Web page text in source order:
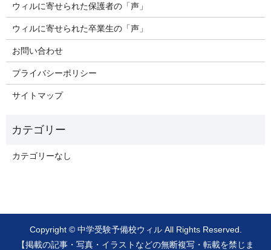
ウィルに寄せられた保護者の「声」
ウィルに寄せられた卒業生の「声」
お問い合わせ
プライバシーポリシー
サイトマップ
カテゴリーなし
Copyright © 中学受験予備校ウィル All Rights Reserved.
【掲載の記事・写真・イラストなどの無断複写・転載を禁じま